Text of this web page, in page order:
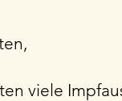
viele